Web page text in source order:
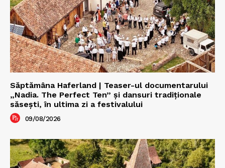
Săptămâna Haferland | Teaser-ul documentarului
„Nadia. The Perfect Ten” şi dansuri tradiţionale
săseşti, în ultima zi a festivalului
09/08/2026